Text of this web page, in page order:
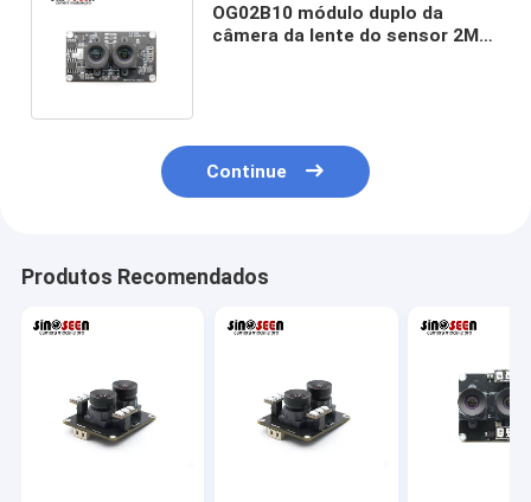
OG02B10 módulo duplo da
câmera da lente do sensor 2MP
Continue
Produtos Recomendados